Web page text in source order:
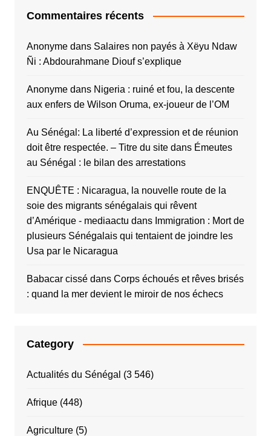
Commentaires récents
Anonymedans Salaires non payés à Xëyu Ndaw
Ñi : Abdourahmane Diouf s’explique
Anonymedans Nigeria : ruiné et fou, la descente
aux enfers de Wilson Oruma, ex-joueur de l’OM
Au Sénégal: La liberté d’expression et de réunion
doit être respectée. – Titre du sitedans Émeutes
au Sénégal : le bilan des arrestations
ENQUÊTE : Nicaragua, la nouvelle route de la
soie des migrants sénégalais qui rêvent
d’Amérique - mediaactu dans Immigration : Mort de
plusieurs Sénégalais qui tentaient de joindre les
Usa par le Nicaragua
Babacar cissédans Corps échoués et rêves brisés
: quand la mer devient le miroir de nos échecs
Category
Actualités du Sénégal (3 546)
Afrique(448)
Agriculture(5)